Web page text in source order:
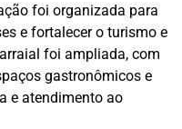
foi organizada para
e fortalecer o turismo e
foi ampliada, com
gastronômicos e
e atendimento ao